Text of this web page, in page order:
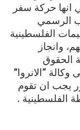
انها حركة سفر
الرسمي
الفلسطينية
وانجاز
الحقوق
وكالة “الانروا”
يجب ان تقوم
الفلسطينية .